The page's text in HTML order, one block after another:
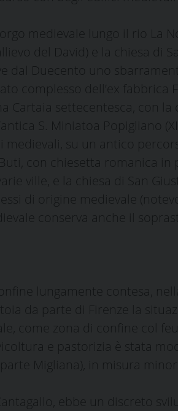
medievale lungo il rio La
del David) e la chiesa di
dal Duecento uno
complesso dell’ex
settecentesca, con la
S. Miniatoa Popigliano
su un antico
con chiesetta romanica in
ville, e la chiesa di San
di origine medievale
conserva anche il
lungamente contesa,
da parte di Firenze la
come zona di confine col
e pastorizia è stata
Migliana), in misura
ebbe un discreto